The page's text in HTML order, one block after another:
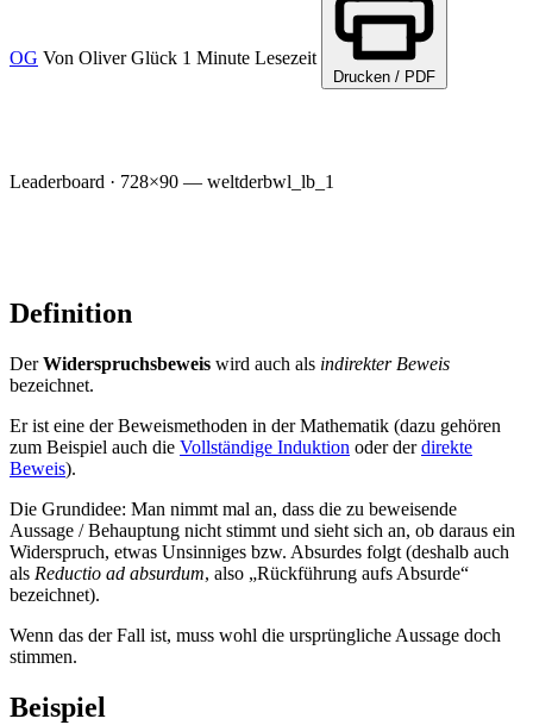
OG Von Oliver Glück 1 Minute Lesezeit
Drucken / PDF
Leaderboard · 728×90 — weltderbwl_lb_1
Definition
DerWiderspruchsbeweis wird auch als indirekter Beweis
bezeichnet.
Er ist eine der Beweismethoden in der Mathematik (dazu gehören
zum Beispiel auch die Vollständige Induktion oder derdirekte
Beweis).
Die Grundidee: Man nimmt mal an, dass die zu beweisende
Aussage / Behauptung nicht stimmt und sieht sich an, ob daraus ein
Widerspruch, etwas Unsinniges bzw. Absurdes folgt (deshalb auch
als Reductio ad absurdum, also „Rückführung aufs Absurde“
bezeichnet).
Wenn das der Fall ist, muss wohl die ursprüngliche Aussage doch
stimmen.
Beispiel